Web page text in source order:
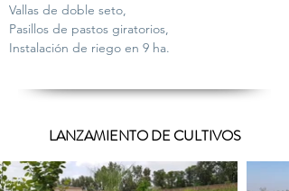
Vallas de doble seto,
Pasillos de pastos giratorios,
Instalación de riego en 9 ha.
LANZAMIENTO DE CULTIVOS